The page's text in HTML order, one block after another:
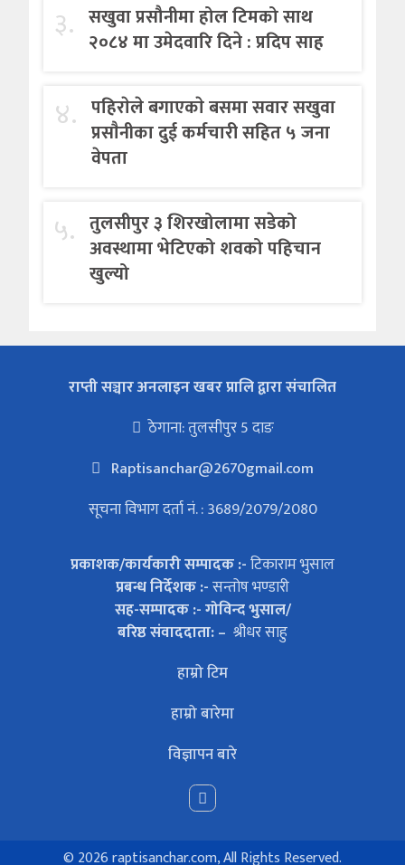
३. सखुवा प्रसौनीमा होल टिमको साथ
२०८४ मा उमेदवारि दिने : प्रदिप साह
४. पहिराेले बगाएकाे बसमा सवार सखुवा
प्रसाैनीका दुई कर्मचारी सहित ५ जना
वेपता
५. तुलसीपुर ३ शिरखोलामा सडेको
अवस्थामा भेटिएको शवको पहिचान
खुल्यो
राप्ती सञ्चार अनलाइन खबर प्रालि द्वारा संचालित
ठेगाना: तुलसीपुर 5 दाङ
Raptisanchar@2670gmail.com
सूचना विभाग दर्ता नं. : 3689/2079/2080
प्रकाशक/कार्यकारी सम्पादक :-टिकाराम भुसाल
प्रबन्ध निर्देशक :-सन्तोष भण्डारी
सह-सम्पादक :- गोविन्द भुसाल/
बरिष्ठ संवाददाता: – श्रीधर साहु
हाम्रो टिम
हाम्रो बारेमा
विज्ञापन बारे
© 2026 raptisanchar.com, All Rights Reserved.